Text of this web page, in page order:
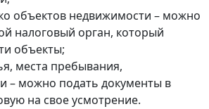
объектов недвижимости – можно
налоговый орган, который
объекты;
места пребывания,
– можно подать документы в
на свое усмотрение.